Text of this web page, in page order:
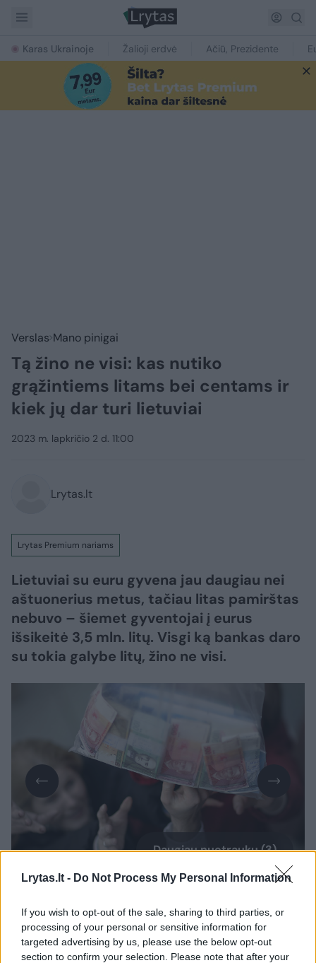
Lrytas.lt - Do Not Process My Personal Information
If you wish to opt-out of the sale, sharing to third parties, or
processing of your personal or sensitive information for
targeted advertising by us, please use the below opt-out
section to confirm your selection. Please note that after your
Karas Ukrainoje Žalioji erdvė Ačiū, Prezidente
Verslas Mano pinigai
Tą žino ne visi: kas nutiko
grąžintiems litams bei centams ir
kiek jų dar turi lietuviai
2023 m. lapkričio 2 d. 11:00
Lrytas.lt
Lrytas Premium nariams
Lietuviai su euru gyvena jau daugiau nei
aštuonerius metus, tačiau litas pamirštas
nebuvo – šiemet gyventojai į eurus
išsikeitė 3,5 mln. litų. Visgi ką bankas daro
su tokia galybe litų, žino ne visi.
Daugiau nuotraukų (3)
Norite skaityti toliau?